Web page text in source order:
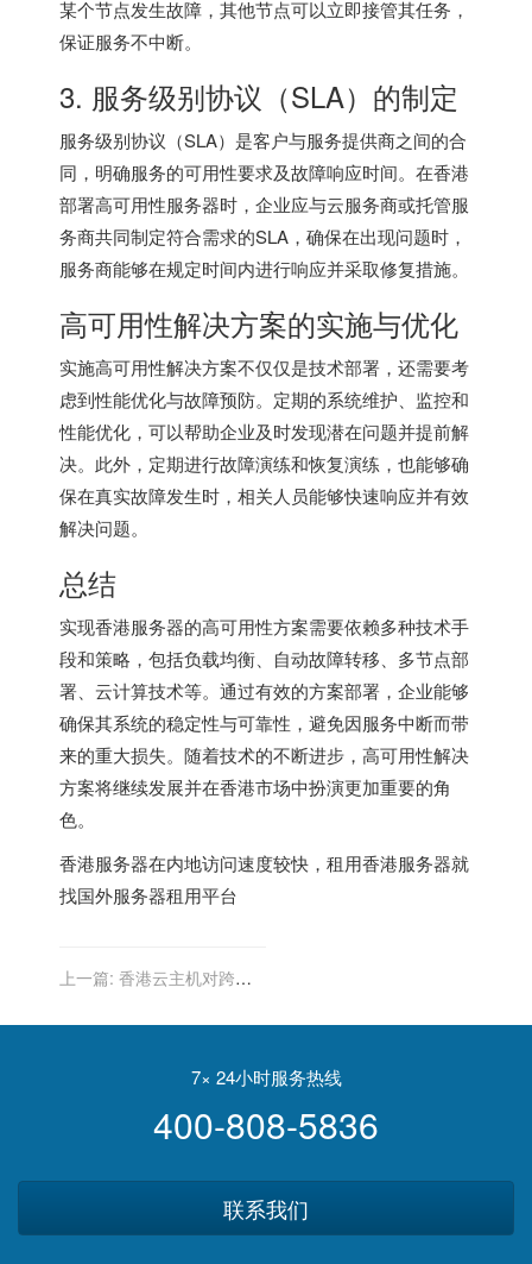
某个节点发生故障，其他节点可以立即接管其任务，
保证服务不中断。
3. 服务级别协议（SLA）的制定
服务级别协议（SLA）是客户与服务提供商之间的合
同，明确服务的可用性要求及故障响应时间。在香港
部署高可用性服务器时，企业应与云服务商或托管服
务商共同制定符合需求的SLA，确保在出现问题时，
服务商能够在规定时间内进行响应并采取修复措施。
高可用性解决方案的实施与优化
实施高可用性解决方案不仅仅是技术部署，还需要考
虑到性能优化与故障预防。定期的系统维护、监控和
性能优化，可以帮助企业及时发现潜在问题并提前解
决。此外，定期进行故障演练和恢复演练，也能够确
保在真实故障发生时，相关人员能够快速响应并有效
解决问题。
总结
实现香港服务器的高可用性方案需要依赖多种技术手
段和策略，包括负载均衡、自动故障转移、多节点部
署、云计算技术等。通过有效的方案部署，企业能够
确保其系统的稳定性与可靠性，避免因服务中断而带
来的重大损失。随着技术的不断进步，高可用性解决
方案将继续发展并在香港市场中扮演更加重要的角
色。
香港服务器在内地访问速度较快，租用香港服务器就
找国外服务器租用平台
上一篇: 香港云主机对跨境
7× 24小时服务热线
400-808-5836
联系我们